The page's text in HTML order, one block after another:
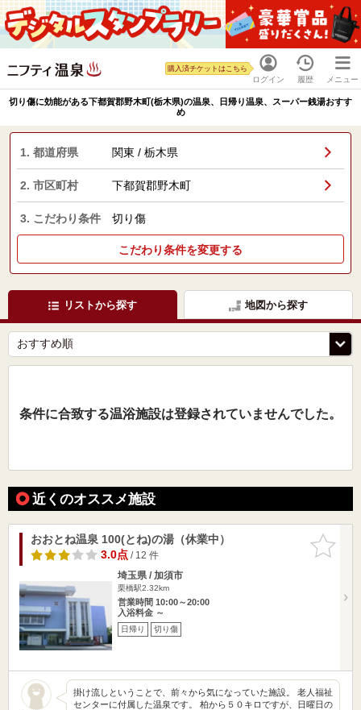
ログイン
購入済チケットはこちら
履歴 メニュー
切り傷に効能がある下都賀郡野木町(栃木県)の温泉、日帰り温泉、スーパー銭湯おすす
め
1. 都道府県 関東 / 栃木県
2. 市区町村 下都賀郡野木町
3. こだわり条件 切り傷
こだわり条件を変更する
リストから探す 地図から探す
条件に合致する温浴施設は登録されていませんでした。
近くのオススメ施設
お気に入
りに追加
おおとね温泉 100(とね)の湯（休業中）
3.0点/ 12 件
埼玉県 / 加須市
栗橋駅2.32km
営業時間 10:00～20:00
入浴料金 ～
日帰り 切り傷
掛け流しということで、前々から気になっていた施設。 老人福祉
センターに付属した温泉です。 柏から５０キロですが、日曜日の